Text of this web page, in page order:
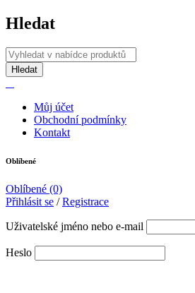
Hledat
Můj účet
Obchodní podmínky
Kontakt
Oblíbené
Oblíbené (0)
Přihlásit se /Registrace
Uživatelské jméno nebo e-mail
Heslo